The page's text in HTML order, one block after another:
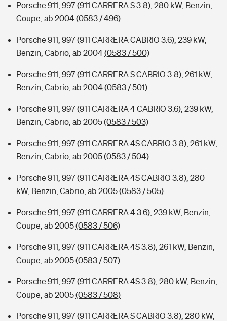
Porsche 911, 997 (911 CARRERA S 3.8), 280 kW, Benzin,
Coupe, ab 2004(0583 / 496)
Porsche 911, 997 (911 CARRERA CABRIO 3.6), 239 kW,
Benzin, Cabrio, ab 2004(0583 / 500)
Porsche 911, 997 (911 CARRERA S CABRIO 3.8), 261 kW,
Benzin, Cabrio, ab 2004(0583 / 501)
Porsche 911, 997 (911 CARRERA 4 CABRIO 3.6), 239 kW,
Benzin, Cabrio, ab 2005(0583 / 503)
Porsche 911, 997 (911 CARRERA 4S CABRIO 3.8), 261 kW,
Benzin, Cabrio, ab 2005(0583 / 504)
Porsche 911, 997 (911 CARRERA 4S CABRIO 3.8), 280
kW, Benzin, Cabrio, ab 2005(0583 / 505)
Porsche 911, 997 (911 CARRERA 4 3.6), 239 kW, Benzin,
Coupe, ab 2005(0583 / 506)
Porsche 911, 997 (911 CARRERA 4S 3.8), 261 kW, Benzin,
Coupe, ab 2005(0583 / 507)
Porsche 911, 997 (911 CARRERA 4S 3.8), 280 kW, Benzin,
Coupe, ab 2005(0583 / 508)
Porsche 911, 997 (911 CARRERA S CABRIO 3.8), 280 kW,